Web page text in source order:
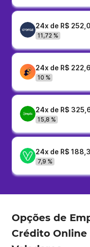
24x de R$
11,72 %
24x de R$
10 %
24x de R$
15,8 %
24x de R$
7,9 %
Opções de
Crédito Online